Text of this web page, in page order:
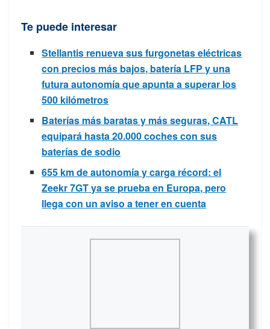
Te puede interesar
Stellantis renueva sus furgonetas eléctricas
con precios más bajos, batería LFP y una
futura autonomía que apunta a superar los
500 kilómetros
Baterías más baratas y más seguras, CATL
equipará hasta 20.000 coches con sus
baterías de sodio
655 km de autonomía y carga récord: el
Zeekr 7GT ya se prueba en Europa, pero
llega con un aviso a tener en cuenta